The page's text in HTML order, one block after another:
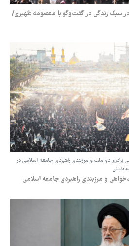
در سبک زندگی در گفت‌وگو با معصومه ظهیری/
برادری دو ملت و مرزبندی راهبردی جامعه اسلامی در
و مرزبندی راهبردی جامعه اسلامی